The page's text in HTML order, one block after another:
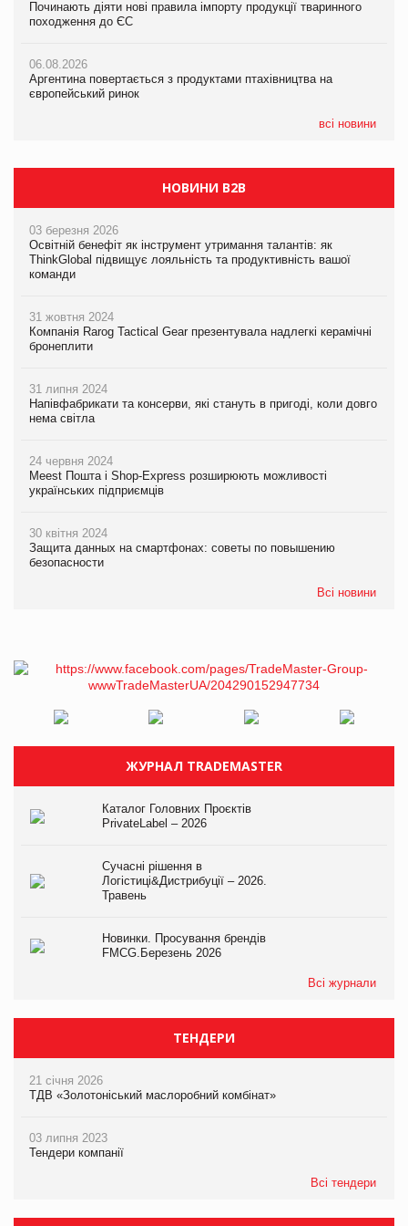
Починають діяти нові правила імпорту продукції тваринного
походження до ЄС
06.08.2026
Аргентина повертається з продуктами птахівництва на
європейський ринок
всі новини
Починають діяти нові правила імпорту продукції тваринного
походження до ЄС
06.08.2026
Аргентина повертається з продуктами птахівництва на
європейський ринок
Починають діяти нові правила імпорту продукції тваринного
походження до ЄС
06.08.2026
Аргентина повертається з продуктами птахівництва на
європейський ринок
НОВИНИ B2B
03 березня 2026
Освітній бенефіт як інструмент утримання талантів: як
ThinkGlobal підвищує лояльність та продуктивність вашої
команди
31 жовтня 2024
Компанія Rarog Tactical Gear презентувала надлегкі керамічні
бронеплити
31 липня 2024
Напівфабрикати та консерви, які стануть в пригоді, коли довго
нема світла
24 червня 2024
Meest Пошта і Shop-Express розширюють можливості
українських підприємців
30 квітня 2024
Защита данных на смартфонах: советы по повышению
безопасности
Всі новини
ЖУРНАЛ TRADEMASTER
Каталог Головних Проєктів
PrivateLabel – 2026
Сучасні рішення в
Логістиці&Дистрибуції – 2026.
Травень
Новинки. Просування брендів
FMCG.Березень 2026
Всі журнали
ТЕНДЕРИ
21 січня 2026
ТДВ «Золотоніський маслоробний комбінат»
03 липня 2023
Тендери компанії
Всі тендери